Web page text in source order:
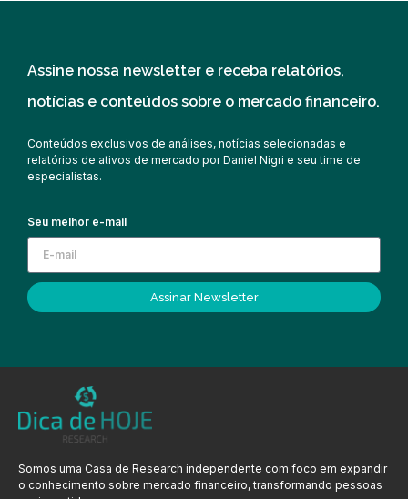
Assine nossa newsletter e receba relatórios,
notícias e conteúdos sobre o mercado financeiro.
Conteúdos exclusivos de análises, notícias selecionadas e
relatórios de ativos de mercado por Daniel Nigri e seu time de
especialistas.
Seu melhor e-mail
Assinar Newsletter
Somos uma Casa de Research independente com foco em expandir
o conhecimento sobre mercado financeiro, transformando pessoas